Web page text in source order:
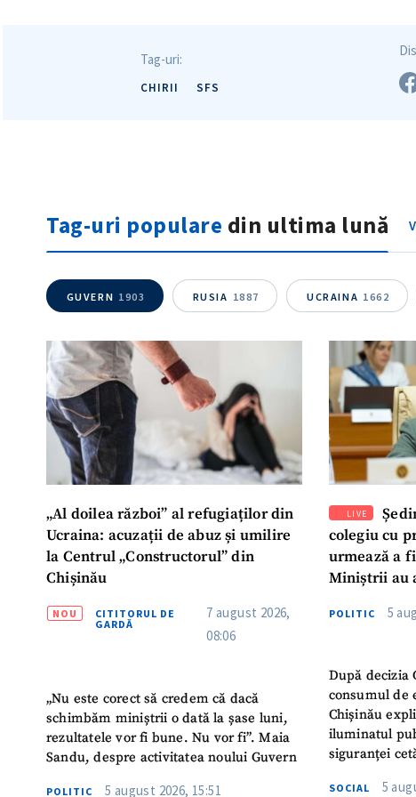
Tag-uri:
CHIRII SFS
Tag-uri populare din ultima lună
GUVERN 1903 RUSIA 1887 UCRAINA 1662
„Al doilea război” al refugiaților din
Ucraina: acuzații de abuz și umilire
la Centrul „Constructorul” din
Chișinău
NOU
CITITORUL DE
GARDĂ
7 august 2026,
08:06
„Nu este corect să credem că dacă
schimbăm miniștrii o dată la șase luni,
rezultatele vor fi bune. Nu vor fi”. Maia
Sandu, despre activitatea noului Guvern
POLITIC 5 august 2026, 15:51
LIVE
colegiu cu
urmează a
Miniștrii au
Turc „Recep
POLITIC 5
După decizia
consumul de
Chișinău
iluminatul
siguranței
SOCIAL 5